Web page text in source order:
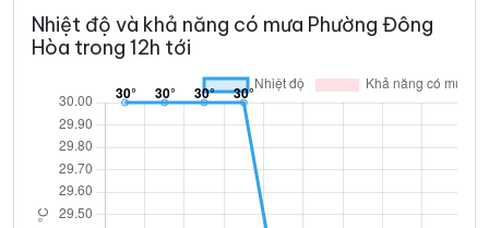
Nhiệt độ và khả năng có mưa Phường Đông
Hòa trong 12h tới